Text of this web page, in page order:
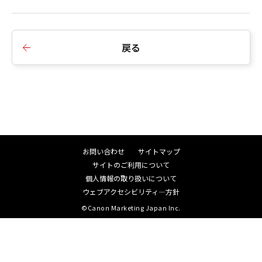
戻る
お問い合わせ
サイトマップ
サイトのご利用について
個人情報の取り扱いについて
ウェブアクセシビリティ―方針
©Canon Marketing Japan Inc.